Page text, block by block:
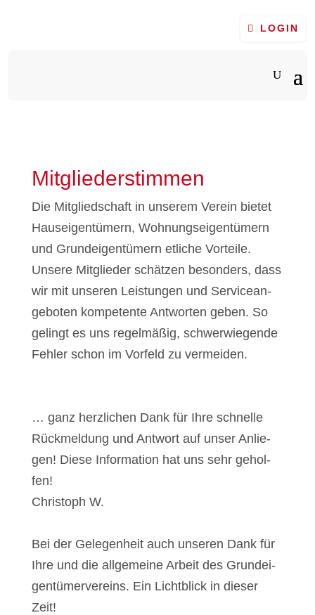
LOGIN
Mit­glie­der­stim­men
Die Mit­glied­schaft in unse­rem Ver­ein bie­tet
Haus­ei­gen­tü­mern, Woh­nungs­ei­gen­tü­mern
und Grund­ei­gen­tü­mern etli­che Vor­tei­le.
Unse­re Mitglieder schät­zen beson­ders, dass
wir mit unse­ren Leis­tun­gen und Ser­vice­an­
ge­bo­ten kom­pe­ten­te Ant­wor­ten geben. So
gelingt es uns regel­mä­ßig, schwer­wie­gen­de
Feh­ler schon im Vor­feld zu ver­mei­den.
… ganz herz­li­chen Dank für Ihre schnel­le
Rück­mel­dung und Ant­wort auf unser Anlie­
gen! Die­se Infor­ma­ti­on hat uns sehr gehol­
fen!
Chris­toph W.
Bei der Gele­gen­heit auch unse­ren Dank für
Ihre und die all­ge­mei­ne Arbeit des Grund­ei­
gen­tü­mer­ver­eins. Ein Licht­blick in die­ser
Zeit!